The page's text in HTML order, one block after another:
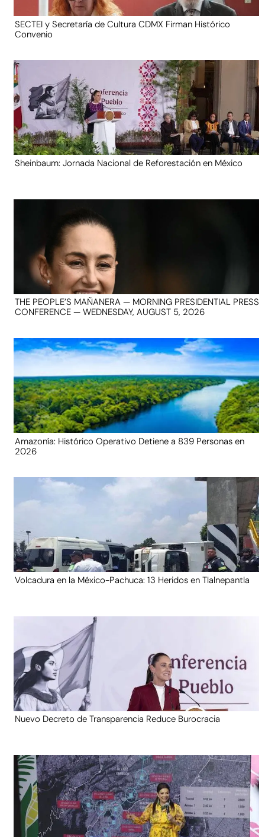
SECTEI y Secretaría de Cultura CDMX Firman Histórico
Convenio
Sheinbaum: Jornada Nacional de Reforestación en México
THE PEOPLE’S MAÑANERA — MORNING PRESIDENTIAL PRESS
CONFERENCE — WEDNESDAY, AUGUST 5, 2026
Amazonía: Histórico Operativo Detiene a 839 Personas en
2026
Volcadura en la México-Pachuca: 13 Heridos en Tlalnepantla
Nuevo Decreto de Transparencia Reduce Burocracia